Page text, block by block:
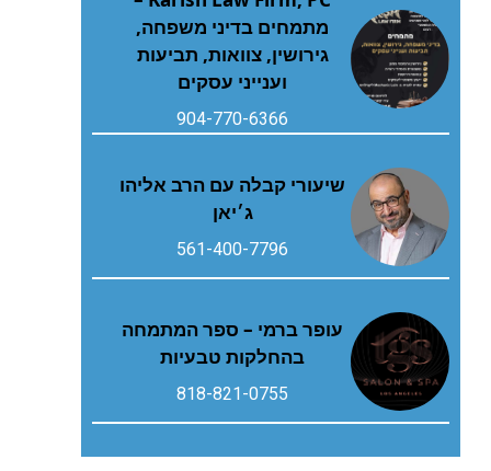
מתמחים בדיני משפחה,
גירושין, צוואות, תביעות
וענייני עסקים
904-770-6366
שיעורי קבלה עם הרב אליהו
ג׳יאן
561-400-7796
עופר ברמי – ספר המתמחה
בהחלקות טבעיות
818-821-0755